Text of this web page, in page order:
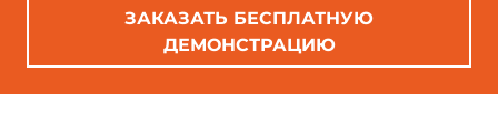
ЗАКАЗАТЬ БЕСПЛАТНУЮ
ДЕМОНСТРАЦИЮ